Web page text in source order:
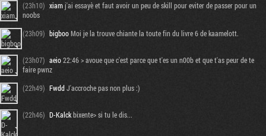
(23h10) xiamj'ai essayè et faut avoir un peu de skill pour eviter de passer pour un
noobs
(23h09) bigbooMoi je la trouve chiante la toute fin du livre 6 de kaamelott.
(23h07) aeio22:46 > avoue que c'est parce que t'es un n00b et que t'as peur de te
faire pwnz
(22h49) FwddJ'accroche pas non plus :)
(22h46) D-Kalckbixente> si tu le dis...